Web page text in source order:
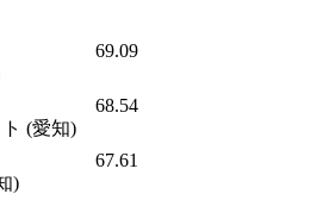
69.09
(愛知)
68.54
)
67.61